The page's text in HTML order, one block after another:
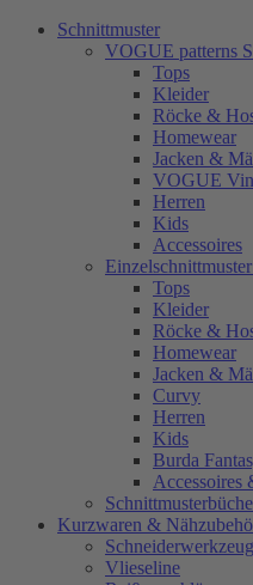
Schnittmuster
VOGUE patterns
Tops
Kleider
Röcke &
Homewear
Jacken &
VOGUE
Herren
Kids
Accessoires
Tops
Kleider
Röcke &
Homewear
Jacken &
Curvy
Herren
Kids
Burda
Accessoires
Kurzwaren &
Vlieseline